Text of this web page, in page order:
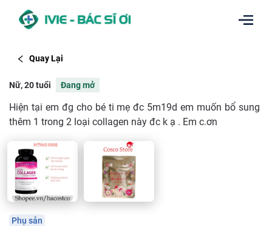
Quay Lại
Nữ, 20 tuổi Đang mở
Hiện tại em đg cho bé ti mẹ đc 5m19d em muốn bổ sung
thêm 1 trong 2 loại collagen này đc k ạ . Em c.ơn
Phụ sản